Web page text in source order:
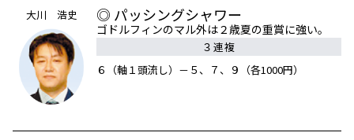
大川 浩史 ◎ パッシングシャワー
ゴドルフィンのマル外は２歳夏の重賞に強い。
３連複
６（軸１頭流し）－５、７、９（各1000円）